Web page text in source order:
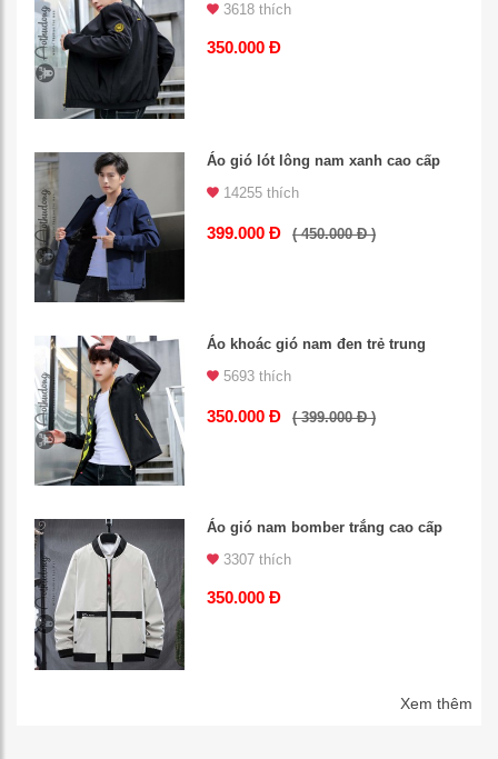
3618 thích
350.000 Đ
Áo gió lót lông nam xanh cao cấp
14255 thích
399.000 Đ ( 450.000 Đ )
Áo khoác gió nam đen trẻ trung
5693 thích
350.000 Đ ( 399.000 Đ )
Áo gió nam bomber trắng cao cấp
3307 thích
350.000 Đ
Xem thêm